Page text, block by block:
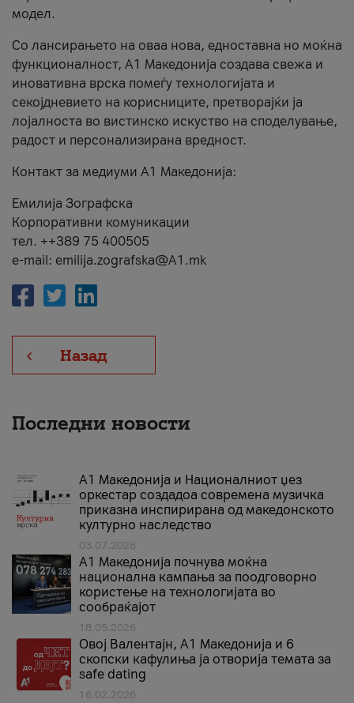
модел.
Со лансирањето на оваа нова, едноставна но моќна
функционалност, А1 Македонија создава свежа и
иновативна врска помеѓу технологијата и
секојдневието на корисниците, претворајќи ја
лојалноста во вистинско искуство на споделување,
радост и персонализирана вредност.
Контакт за медиуми А1 Македонија:
Емилија Зографска
Корпоративни комуникации
тел. ++389 75 400505
e-mail: emilija.zografska@A1.mk
Назад
Последни новости
А1 Македонија и Националниот џез
оркестар создадоа современа музичка
приказна инспирирана од македонското
културно наследство
03.07.2026
A1 Македонија почнува моќна
национална кампања за поодговорно
користење на технологијата во
сообраќајот
18.05.2026
Овој Валентајн, A1 Македонија и 6
скопски кафулиња ја отворија темата за
safe dating
16.02.2026